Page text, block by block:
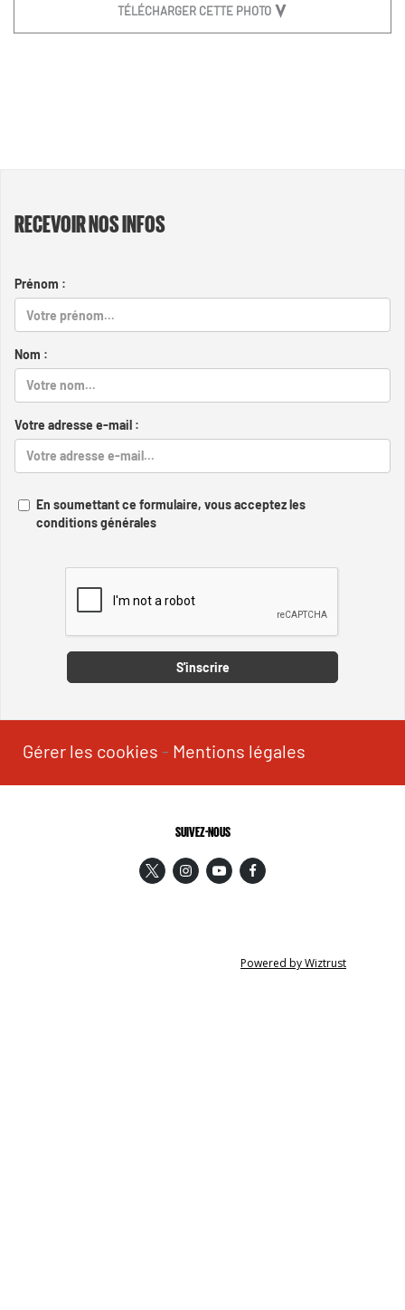
TÉLÉCHARGER CETTE PHOTO
RECEVOIR NOS INFOS
Prénom :
Nom :
Votre adresse e-mail :
En soumettant ce formulaire, vous acceptez les
conditions générales
S'inscrire
Gérer les cookies - Mentions légales
SUIVEZ-NOUS
Powered by Wiztrust